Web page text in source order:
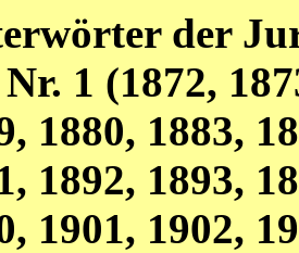
der
1 (1872,
1880, 1883,
1892, 1893,
1901, 1902,